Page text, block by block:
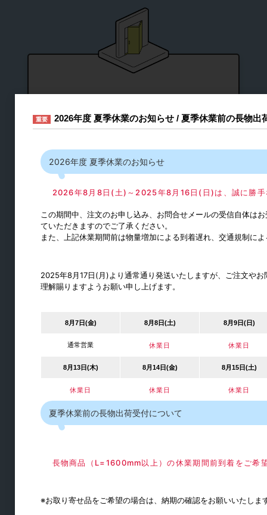
半自動式引戸
アルミフレーム引戸
連動引戸
仏間収納扉
トイレブース金物
ブース用ヒンジ
ボルト・取手
戸当り・フック
重要 2026年度 夏季休業のお知らせ / 夏季休業前の長物出
2026年度 夏季休業のお知らせ
2026年8月8日(土)～2025年8月16日(日)は、誠に勝手
この期間中、注文のお申し込み、お問合せメールの受信自体は
ていただきますのでご了承ください。
また、上記休業期間前は物量増加による到着遅れ、交通規制に
2025年8月17日(月)より通常通り発送いたしますが、ご注文や
理解賜りますようお願い申し上げます。
8月7日(金) 8月8日(土) 8月9日(日)
通常営業 休業日 休業日
8月13日(木) 8月14日(金) 8月15日(土)
休業日 休業日 休業日
夏季休業前の長物出荷受付について
長物商品（L=1600mm以上）の休業期間前到着をご希
※お取り寄せ品をご希望の場合は、納期の確認をお願いいたしま